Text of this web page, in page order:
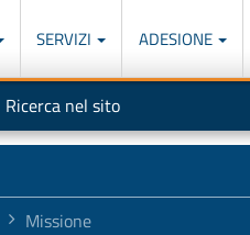
SERVIZI ADESIONE
una
Missione